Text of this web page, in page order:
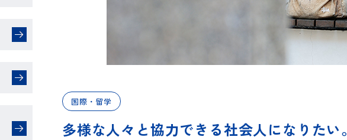
国際・留学
多様な人々と協力できる社会人になりたい。